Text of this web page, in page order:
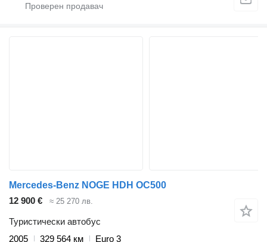
Mercedes-Benz NOGE HDH OC500
12 900 €
≈ 25 270 лв.
Туристически автобус
2005
329 564 км Euro 3